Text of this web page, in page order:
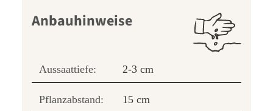
Anbauhinweise
Aussaattiefe: 2-3 cm
Pflanzabstand: 15 cm